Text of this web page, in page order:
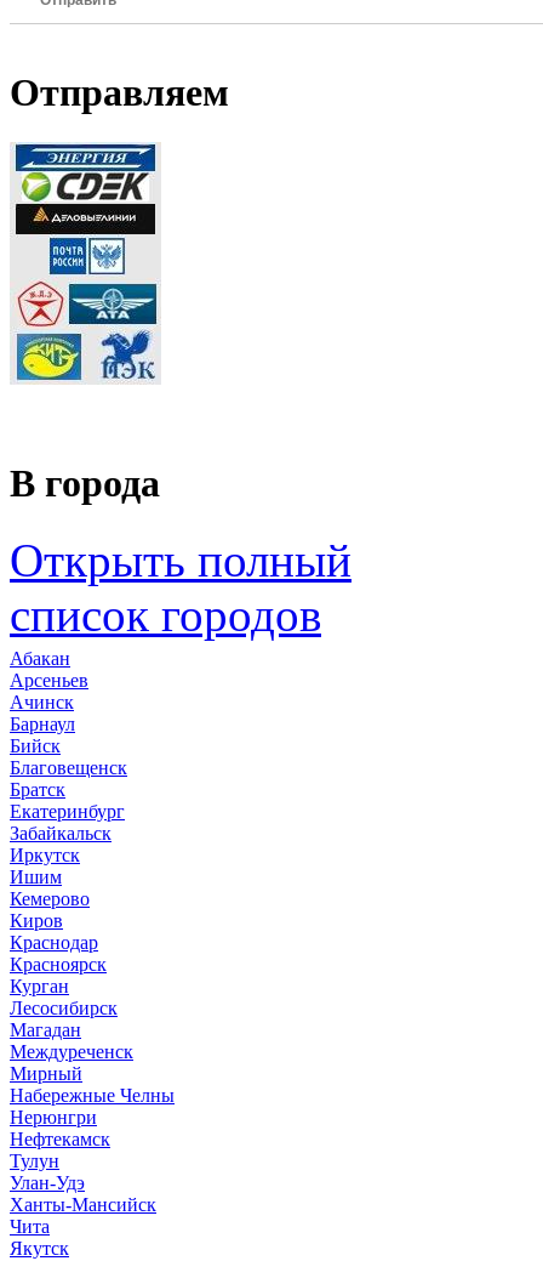
Отправляем
В города
Открыть полный
список городов
Абакан
Арсеньев
Ачинск
Барнаул
Бийск
Благовещенск
Братск
Екатеринбург
Забайкальск
Иркутск
Ишим
Кемерово
Киров
Краснодар
Красноярск
Курган
Лесосибирск
Магадан
Междуреченск
Мирный
Набережные Челны
Нерюнгри
Нефтекамск
Тулун
Улан-Удэ
Ханты-Мансийск
Чита
Якутск